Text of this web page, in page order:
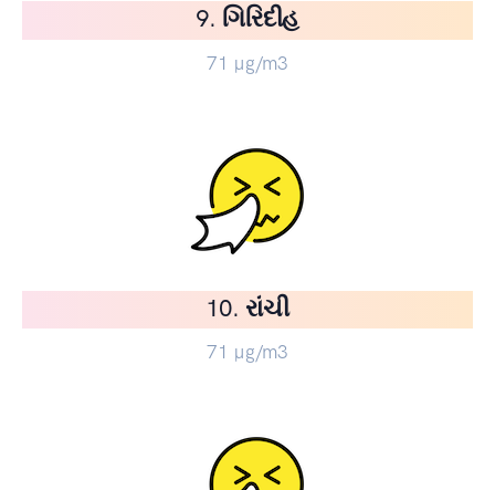
9. ગિરિદીહ
71 µg/m3
10. રાંચી
71 µg/m3